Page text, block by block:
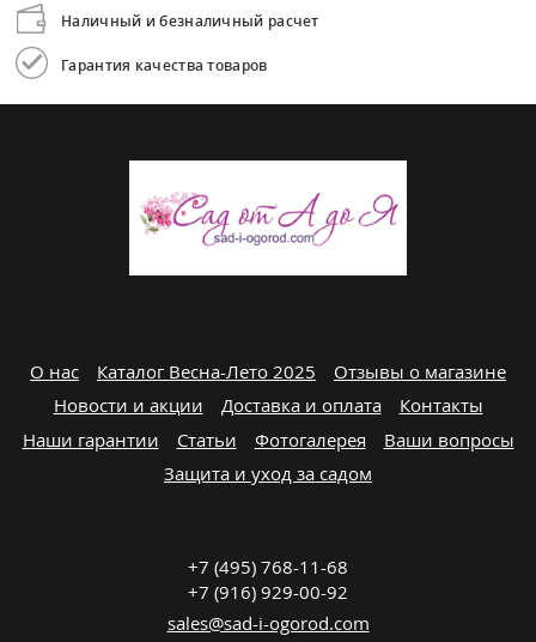
Наличный и безналичный расчет
Гарантия качества товаров
О нас Каталог Весна-Лето 2025
Отзывы о магазине
Новости и акции
Доставка и оплата
Контакты
Наши гарантии
Статьи Фотогалерея
Ваши вопросы
Защита и уход за садом
+7 (495) 768-11-68
+7 (916) 929-00-92
sales@sad-i-ogorod.com